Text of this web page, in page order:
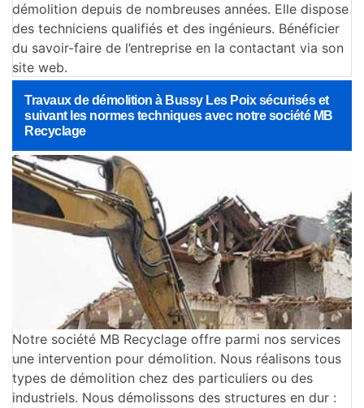
démolition depuis de nombreuses années. Elle dispose
des techniciens qualifiés et des ingénieurs. Bénéficier
du savoir-faire de l’entreprise en la contactant via son
site web.
Travaux de démolition à Bussy Les Poix sécurisés et
suivant les normes techniques avec notre société MB
Recyclage
Notre société MB Recyclage offre parmi nos services
une intervention pour démolition. Nous réalisons tous
types de démolition chez des particuliers ou des
industriels. Nous démolissons des structures en dur :